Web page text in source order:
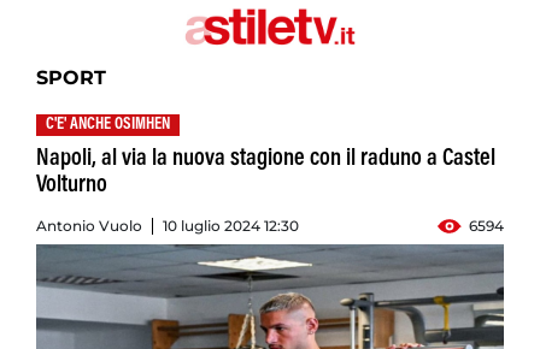
SPORT
C'E' ANCHE OSIMHEN
Napoli, al via la nuova stagione con il raduno a Castel
Volturno
Antonio Vuolo 10 luglio 2024 12:30 6594